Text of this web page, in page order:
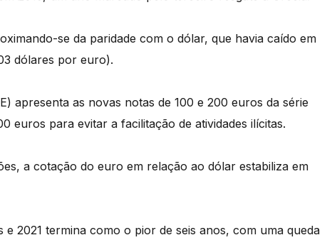
se da paridade com o dólar, que havia caído em
dólares por euro).
apresenta as novas notas de 100 e 200 euros da série
euros para evitar a facilitação de atividades ilícitas.
a cotação do euro em relação ao dólar estabiliza em
e 2021 termina como o pior de seis anos, com uma queda